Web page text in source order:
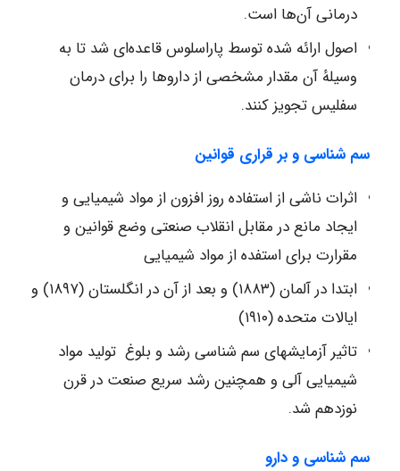
درمانی آن‌ها است.
اصول ارائه شده توسط پاراسلوس قاعده‌ای شد تا به
وسیلهٔ آن مقدار مشخصی از داروها را برای درمان
سفلیس تجویز کنند.
سم شناسی و بر قراری قوانین
اثرات ناشی از استفاده روز افزون از مواد شیمیایی و
ایجاد مانع در مقابل انقلاب صنعتی وضع قوانین و
مقرارت برای استفده از مواد شیمیایی
ابتدا در آلمان (۱۸۸۳) و بعد از آن در انگلستان (۱۸۹۷) و
ایالات متحده (۱۹۱۰)
تاثیر آزمایشهای سم شناسی رشد و بلوغ تولید مواد
شیمیایی آلی و همچنین رشد سریع صنعت در قرن
نوزدهم شد.
سم شناسی و دارو